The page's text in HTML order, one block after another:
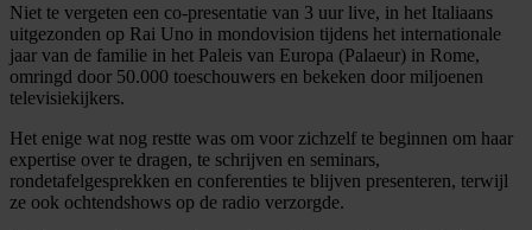
Niet te vergeten een co-presentatie van 3 uur live, in het Italiaans
uitgezonden op Rai Uno in mondovision tijdens het internationale
jaar van de familie in het Paleis van Europa (Palaeur) in Rome,
omringd door 50.000 toeschouwers en bekeken door miljoenen
televisiekijkers.
Het enige wat nog restte was om voor zichzelf te beginnen om haar
expertise over te dragen, te schrijven en seminars,
rondetafelgesprekken en conferenties te blijven presenteren, terwijl
ze ook ochtendshows op de radio verzorgde.